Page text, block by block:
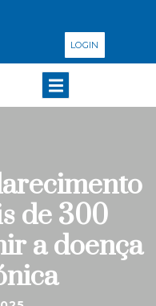
LOGIN
de 300
a doença